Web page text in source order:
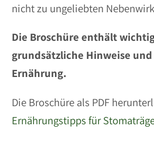
nicht zu ungeliebten
Die Broschüre enthält
grundsätzliche Hinweise
Ernährung.
Die Broschüre als PDF
Ernährungstipps für